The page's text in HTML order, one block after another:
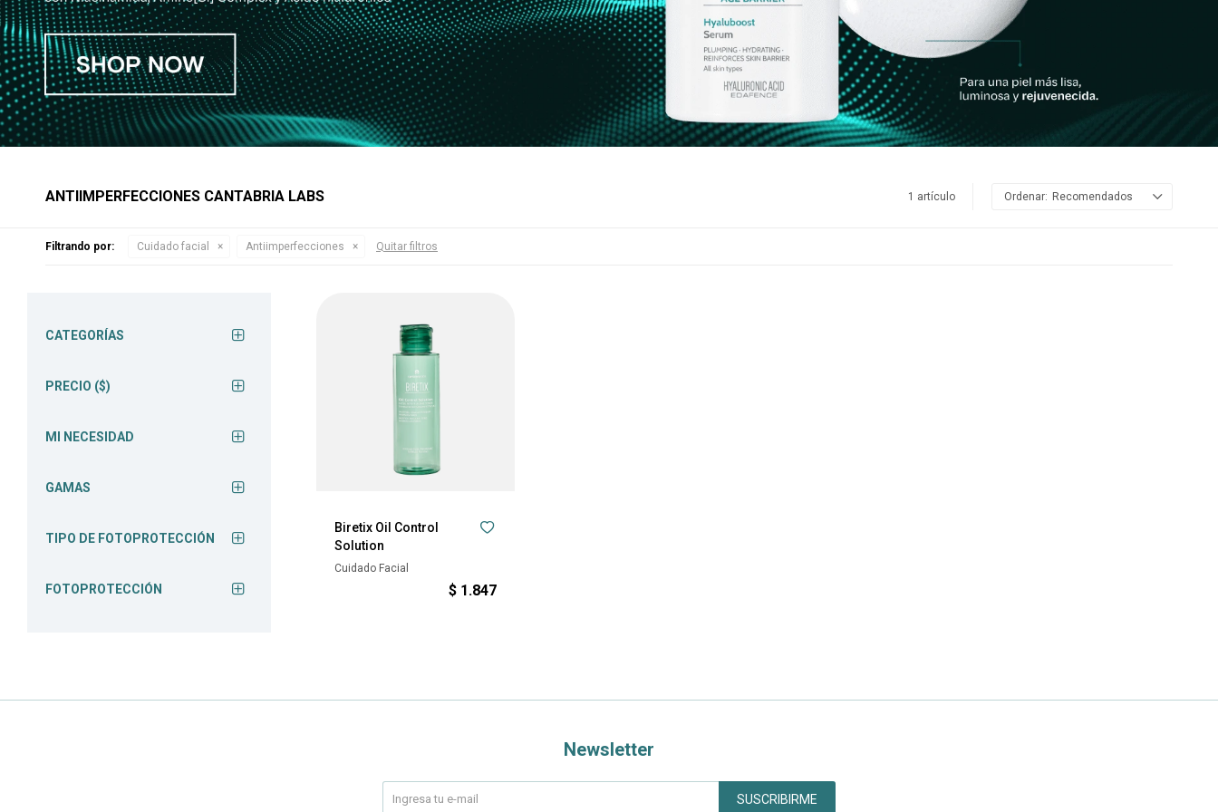
ANTIIMPERFECCIONES CANTABRIA LABS 1 artículo Recomendados
Filtrando por: Cuidado facial Antiimperfecciones Quitar filtros
Biretix Oil Control
Solution
Cuidado Facial
$ 1.847
CATEGORÍAS
PRECIO ($)
MI NECESIDAD
GAMAS
TIPO DE FOTOPROTECCIÓN
FOTOPROTECCIÓN
Newsletter
SUSCRIBIRME